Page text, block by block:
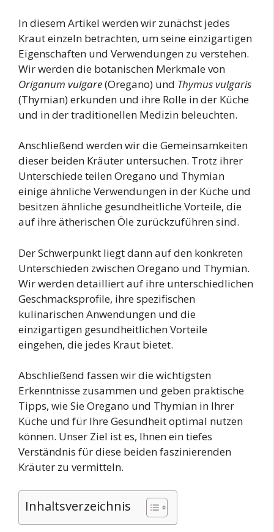
In diesem Artikel werden wir zunächst jedes
Kraut einzeln betrachten, um seine einzigartigen
Eigenschaften und Verwendungen zu verstehen.
Wir werden die botanischen Merkmale von
Origanum vulgare(Oregano) und Thymus vulgaris
(Thymian) erkunden und ihre Rolle in der Küche
und in der traditionellen Medizin beleuchten.
Anschließend werden wir die Gemeinsamkeiten
dieser beiden Kräuter untersuchen. Trotz ihrer
Unterschiede teilen Oregano und Thymian
einige ähnliche Verwendungen in der Küche und
besitzen ähnliche gesundheitliche Vorteile, die
auf ihre ätherischen Öle zurückzuführen sind.
Der Schwerpunkt liegt dann auf den konkreten
Unterschieden zwischen Oregano und Thymian.
Wir werden detailliert auf ihre unterschiedlichen
Geschmacksprofile, ihre spezifischen
kulinarischen Anwendungen und die
einzigartigen gesundheitlichen Vorteile
eingehen, die jedes Kraut bietet.
Abschließend fassen wir die wichtigsten
Erkenntnisse zusammen und geben praktische
Tipps, wie Sie Oregano und Thymian in Ihrer
Küche und für Ihre Gesundheit optimal nutzen
können. Unser Ziel ist es, Ihnen ein tiefes
Verständnis für diese beiden faszinierenden
Kräuter zu vermitteln.
Inhaltsverzeichnis